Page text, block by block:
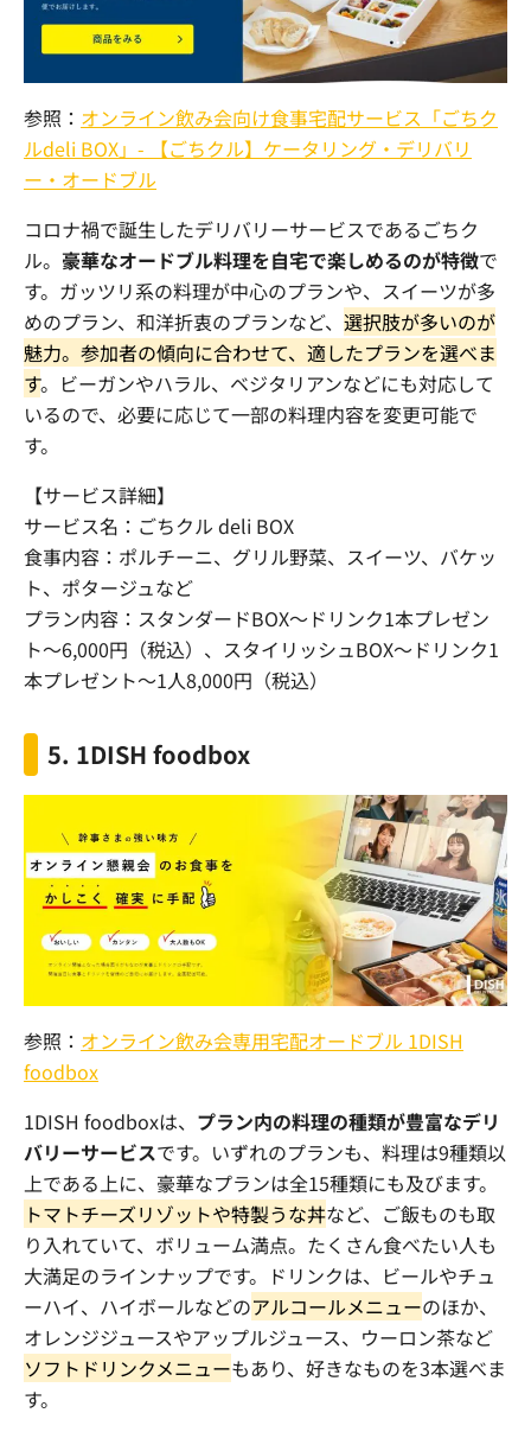
参照： オンライン飲み会向け食事宅配サービス「ごちク
ルdeli BOX」- 【ごちクル】ケータリング・デリバリ
ー・オードブル
コロナ禍で誕生したデリバリーサービスであるごちク
ル。 豪華なオードブル料理を自宅で楽しめるのが特徴で
す。ガッツリ系の料理が中心のプランや、スイーツが多
めのプラン、和洋折衷のプランなど、 選択肢が多いのが
魅力。参加者の傾向に合わせて、適したプランを選べま
す。ビーガンやハラル、ベジタリアンなどにも対応して
いるので、必要に応じて一部の料理内容を変更可能で
す。
【サービス詳細】
サービス名：ごちクル deli BOX
食事内容：ポルチーニ、グリル野菜、スイーツ、バケッ
ト、ポタージュなど
プラン内容：スタンダードBOX～ドリンク1本プレゼン
ト～6,000円（税込）、スタイリッシュBOX～ドリンク1
本プレゼント～1人8,000円（税込）
5. 1DISH foodbox
参照： オンライン飲み会専用宅配オードブル 1DISH
foodbox
1DISH foodboxは、 プラン内の料理の種類が豊富なデリ
バリーサービスです。いずれのプランも、料理は9種類以
上である上に、豪華なプランは全15種類にも及びます。
トマトチーズリゾットや特製うな丼など、ご飯ものも取
り入れていて、ボリューム満点。たくさん食べたい人も
大満足のラインナップです。ドリンクは、ビールやチュ
ーハイ、ハイボールなどのアルコールメニューのほか、
オレンジジュースやアップルジュース、ウーロン茶など
ソフトドリンクメニューもあり、好きなものを3本選べま
す。